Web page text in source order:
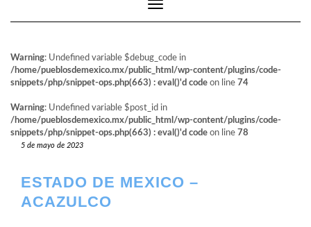
Cambiar modo de navegación
Warning: Undefined variable $debug_code in
/home/pueblosdemexico.mx/public_html/wp-content/plugins/code-
snippets/php/snippet-ops.php(663) : eval()'d code on line 74
Warning: Undefined variable $post_id in
/home/pueblosdemexico.mx/public_html/wp-content/plugins/code-
snippets/php/snippet-ops.php(663) : eval()'d code on line 78
5 de mayo de 2023
ESTADO DE MEXICO –
ACAZULCO